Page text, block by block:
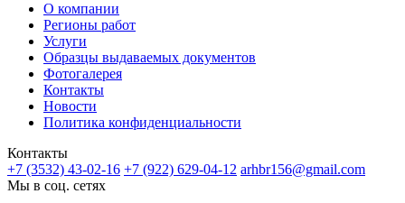
О компании
Регионы работ
Услуги
Образцы выдаваемых документов
Фотогалерея
Контакты
Новости
Политика конфиденциальности
Контакты
+7 (3532) 43-02-16 +7 (922) 629-04-12 arhbr156@gmail.com
Мы в соц. сетях